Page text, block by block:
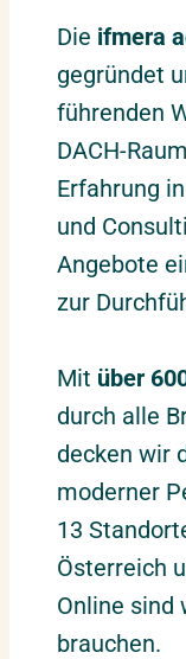
Die ifmera
gegründet
führenden
DACH-
Erfahrung
und
Angebote
zur
Mit über
durch alle
decken wir
moderner
13
Österreich
Online sind
brauchen.